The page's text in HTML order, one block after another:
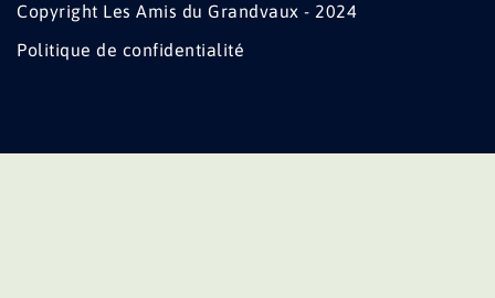
Copyright Les Amis du Grandvaux - 2024
Politique de confidentialité